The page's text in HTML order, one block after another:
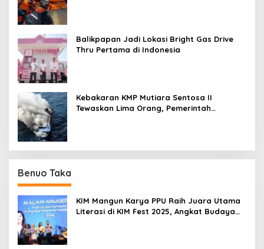
Balikpapan Jadi Lokasi Bright Gas Drive
Thru Pertama di Indonesia
Kebakaran KMP Mutiara Sentosa II
Tewaskan Lima Orang, Pemerintah
Benuo Taka
KIM Mangun Karya PPU Raih Juara Utama
Literasi di KIM Fest 2025, Angkat Budaya